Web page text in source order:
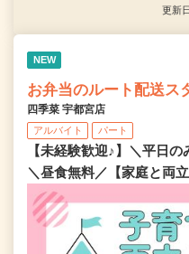
更新
NEW
お弁当のルート配送ス
四季菜 宇都宮店
アルバイト パート
【未経験歓迎♪】＼平日
＼昼食無料／【家庭と両